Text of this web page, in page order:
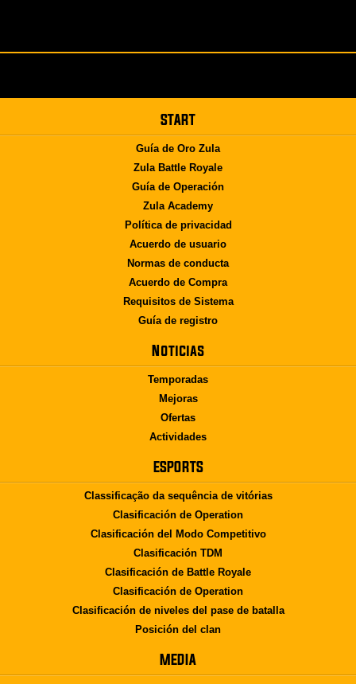
START
Guía de Oro Zula
Zula Battle Royale
Guía de Operación
Zula Academy
Política de privacidad
Acuerdo de usuario
Normas de conducta
Acuerdo de Compra
Requisitos de Sistema
Guía de registro
Noticias
Temporadas
Mejoras
Ofertas
Actividades
ESPORTS
Classificação da sequência de vitórias
Clasificación de Operation
Clasificación del Modo Competitivo
Clasificación TDM
Clasificación de Battle Royale
Clasificación de Operation
Clasificación de niveles del pase de batalla
Posición del clan
MEDIA